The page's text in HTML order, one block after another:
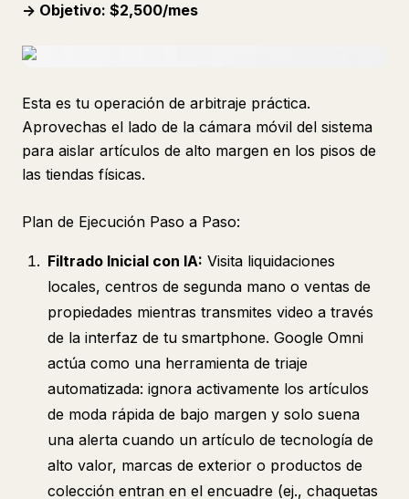
-> Objetivo: $2,500/mes
Esta es tu operación de arbitraje práctica.
Aprovechas el lado de la cámara móvil del sistema
para aislar artículos de alto margen en los pisos de
las tiendas físicas.
Plan de Ejecución Paso a Paso:
Filtrado Inicial con IA: Visita liquidaciones
locales, centros de segunda mano o ventas de
propiedades mientras transmites video a través
de la interfaz de tu smartphone. Google Omni
actúa como una herramienta de triaje
automatizada: ignora activamente los artículos
de moda rápida de bajo margen y solo suena
una alerta cuando un artículo de tecnología de
alto valor, marcas de exterior o productos de
colección entran en el encuadre (ej., chaquetas